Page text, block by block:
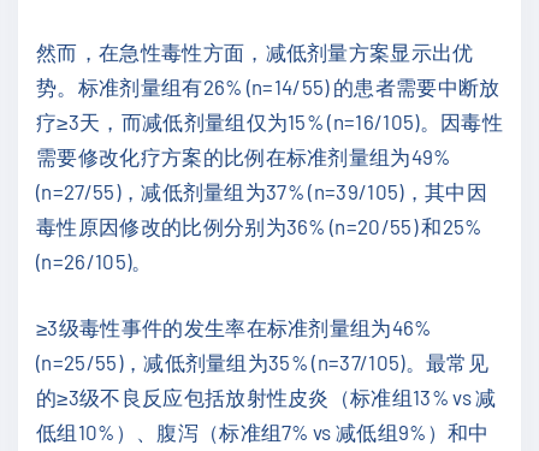
然而，在急性毒性方面，减低剂量方案显示出优
势。标准剂量组有26% (n=14/55) 的患者需要中断放
疗≥3天，而减低剂量组仅为15% (n=16/105)。因毒性
需要修改化疗方案的比例在标准剂量组为49%
(n=27/55)，减低剂量组为37% (n=39/105)，其中因
毒性原因修改的比例分别为36% (n=20/55) 和25%
(n=26/105)。
≥3级毒性事件的发生率在标准剂量组为46%
(n=25/55)，减低剂量组为35% (n=37/105)。最常见
的≥3级不良反应包括放射性皮炎（标准组13% vs 减
低组10%）、腹泻（标准组7% vs 减低组9%）和中